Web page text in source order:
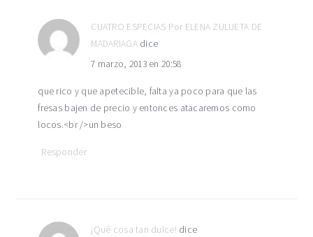
CUATRO ESPECIAS Por ELENA ZULUETA DE
MADARIAGA dice
7 marzo, 2013 en 20:58
que rico y que apetecible, falta ya poco para que las
fresas bajen de precio y entonces atacaremos como
locos.<br />un beso
Responder
¡Qué cosa tan dulce! dice